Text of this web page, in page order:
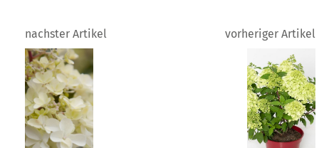
nachster Artikel vorheriger Artikel